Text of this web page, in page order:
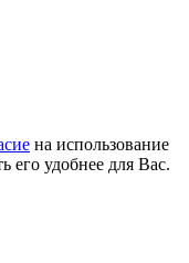
на использование
его удобнее для Вас.